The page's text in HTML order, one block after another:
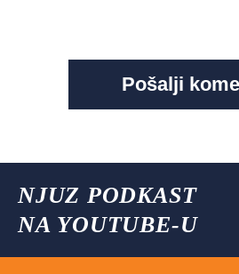
NJUZ PODKAST
NA YOUTUBE-U